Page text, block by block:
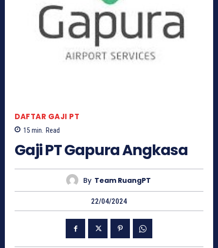
DAFTAR GAJI PT
15 min. Read
Gaji PT Gapura Angkasa
By Team RuangPT
22/04/2024